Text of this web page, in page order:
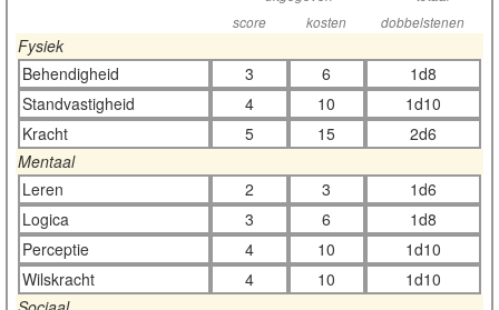
score
kosten dobbelstenen
Fysiek
Behendigheid
3 6
1d8
Standvastigheid
4 10
1d10
Kracht
5 15
2d6
Mentaal
Leren
2 3
1d6
Logica
3 6
1d8
Perceptie
4 10
1d10
Wilskracht
4 10
1d10